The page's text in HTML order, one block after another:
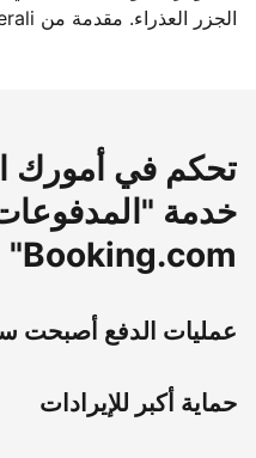
الجزر العذراء. مقدمة من Generali.
تحكم في أمورك
خدمة
Booking.com"
عمليات الدفع أصبحت
حماية أكبر للإيرادات